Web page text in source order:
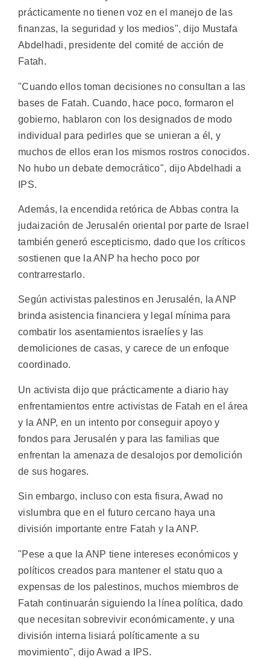
prácticamente no tienen voz en el manejo de las
finanzas, la seguridad y los medios", dijo Mustafa
Abdelhadi, presidente del comité de acción de
Fatah.
"Cuando ellos toman decisiones no consultan a las
bases de Fatah. Cuando, hace poco, formaron el
gobierno, hablaron con los designados de modo
individual para pedirles que se unieran a él, y
muchos de ellos eran los mismos rostros conocidos.
No hubo un debate democrático", dijo Abdelhadi a
IPS.
Además, la encendida retórica de Abbas contra la
judaización de Jerusalén oriental por parte de Israel
también generó escepticismo, dado que los críticos
sostienen que la ANP ha hecho poco por
contrarrestarlo.
Según activistas palestinos en Jerusalén, la ANP
brinda asistencia financiera y legal mínima para
combatir los asentamientos israelíes y las
demoliciones de casas, y carece de un enfoque
coordinado.
Un activista dijo que prácticamente a diario hay
enfrentamientos entre activistas de Fatah en el área
y la ANP, en un intento por conseguir apoyo y
fondos para Jerusalén y para las familias que
enfrentan la amenaza de desalojos por demolición
de sus hogares.
Sin embargo, incluso con esta fisura, Awad no
vislumbra que en el futuro cercano haya una
división importante entre Fatah y la ANP.
"Pese a que la ANP tiene intereses económicos y
políticos creados para mantener el statu quo a
expensas de los palestinos, muchos miembros de
Fatah continuarán siguiendo la línea política, dado
que necesitan sobrevivir económicamente, y una
división interna lisiará políticamente a su
movimiento", dijo Awad a IPS.